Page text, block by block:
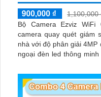
900,000 ₫
1,100,000
Bộ Camera Ezviz
camera quay quét giám
nhà với độ phân giải
ngoại đèn led thông